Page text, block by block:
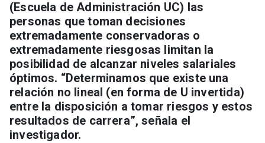
(Escuela de Administración UC) las
personas que toman decisiones
extremadamente conservadoras o
extremadamente riesgosas limitan la
posibilidad de alcanzar niveles salariales
óptimos. “Determinamos que existe una
relación no lineal (en forma de U invertida)
entre la disposición a tomar riesgos y estos
resultados de carrera”, señala el
investigador.